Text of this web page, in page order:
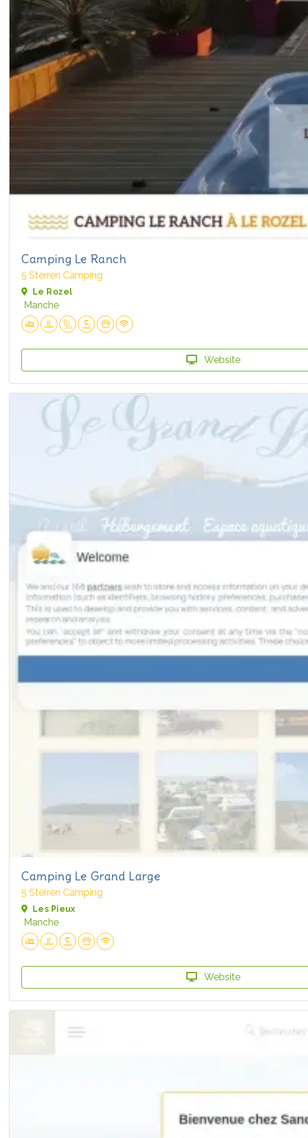
Camping Le Ranch
5 Sterren Camping
Le Rozel
Manche
Website
Camping Le Grand Large
5 Sterren Camping
Les Pieux
Manche
Website